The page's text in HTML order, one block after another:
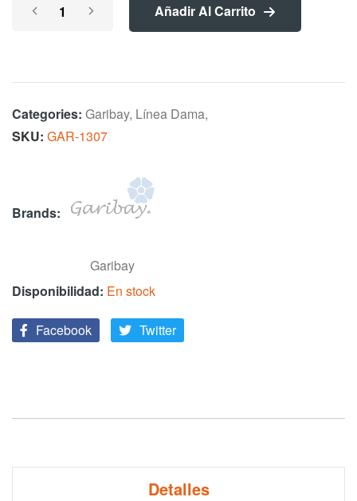
Añadir Al Carrito
Categories: Garibay, Línea Dama,
SKU GAR-1307
Brands:
Garibay
En stock
Facebook Twitter
Detalles